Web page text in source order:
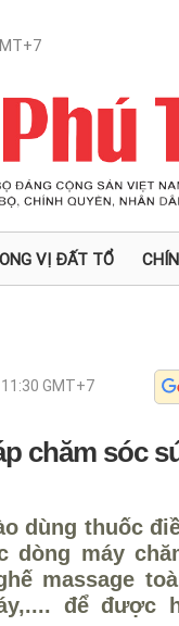
VỊ ĐẤT TỔ
GMT+7
chăm sóc
dùng thuốc
dòng máy
massage
để được